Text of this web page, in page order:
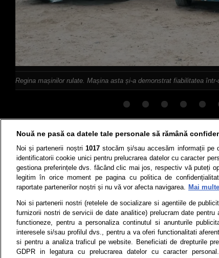
Regina mașinilor rulate. Mașina asta și-a demonstrat fiabilitatea
Termeni si conditii Politica
Toate drepturile rezervate |
monitorizare) nu
© 2026 - ARC MEDIA
Nouă ne pasă ca datele tale personale să rămână
Noi și partenerii noștri 1017stocăm și/sau accesăm informații pe
identificatorii cookie unici pentru prelucrarea datelor cu caracter
gestiona preferințele dvs. făcând clic mai jos, respectiv vă puteți
legitim în orice moment pe pagina cu politica de
raportate partenerilor noștri și nu vă vor afecta navigarea. Mai
Noi si partenerii nostri (retelele de socializare si agentiile de
furnizorii nostri de servicii de date analitice) prelucram date pentru
functioneze, pentru a personaliza continutul si anunturile
interesele si/sau profilul dvs., pentru a va oferi functionalitati
si pentru a analiza traficul pe website. Beneficiati de drepturile
GDPR in legatura cu prelucrarea datelor cu caracter